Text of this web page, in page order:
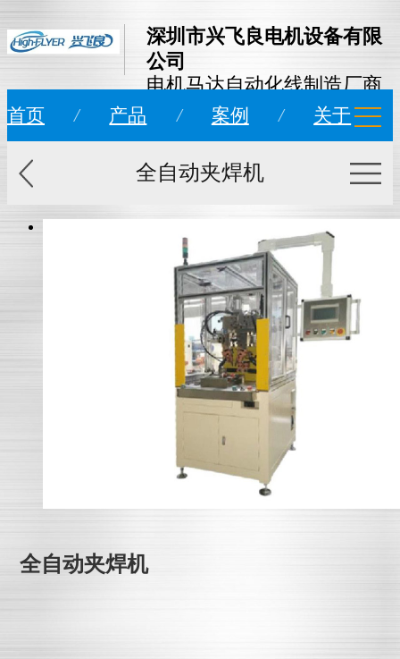
深圳市兴飞良电机设备有限
公司
电机马达自动化线制造厂商
首页 / 产品 / 案例 / 关于
全自动夹焊机
全自动夹焊机